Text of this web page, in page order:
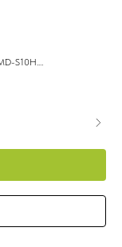
S10H.